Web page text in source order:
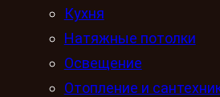
Кухня
Натяжные потолки
Освещение
Отопление и